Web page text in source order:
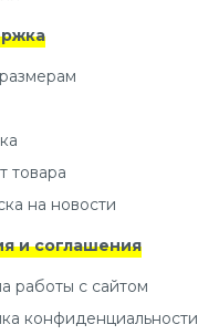
товара
на новости
и соглашения
работы с сайтом
конфиденциальности